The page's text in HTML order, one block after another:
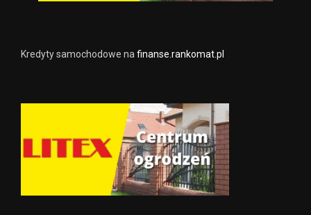
Kredyty samochodowe na finanse.rankomat.pl